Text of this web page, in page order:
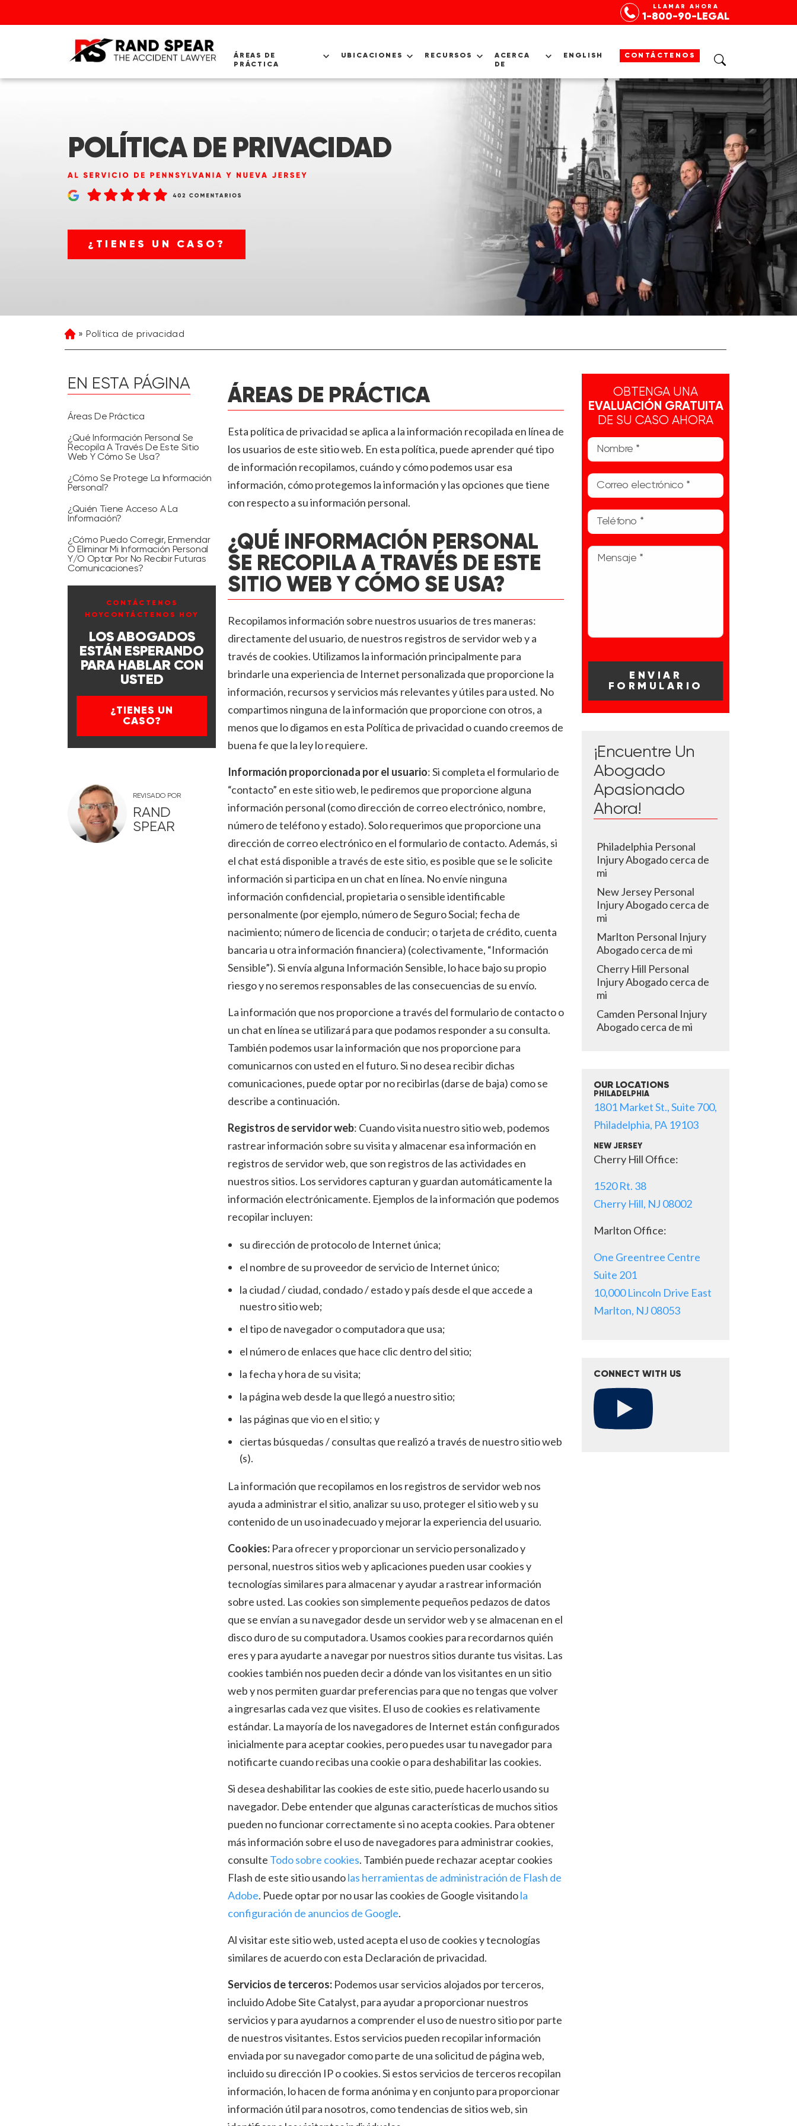
LLAMAR AHORA
1-800-90-LEGAL
ÁREAS DE
PRÁCTICA
UBICACIONES RECURSOS
ACERCA
DE
ENGLISH CONTÁCTENOS
POLÍTICA DE PRIVACIDAD
¿TIENES UN CASO?
HomePolítica de privacidad
EN ESTA PÁGINA
Áreas De Práctica
¿Qué Información Personal Se
Recopila A Través De Este Sitio
Web Y Cómo Se Usa?
¿Cómo Se Protege La Información
Personal?
¿Quién Tiene Acceso A La
Información?
¿Cómo Puedo Corregir, Enmendar
O Eliminar Mi Información Personal
Y/o Optar Por No Recibir Futuras
Comunicaciones?
CONTÁCTENOS
HOYCONTÁCTENOS HOY
LOS ABOGADOS
ESTÁN ESPERANDO
PARA HABLAR CON
USTED
¿TIENES UN
CASO?
REVISADO POR
RAND
SPEAR
ÁREAS DE PRÁCTICA
Esta política de privacidad se aplica a la información recopilada en línea de
los usuarios de este sitio web. En esta política, puede aprender qué tipo
de información recopilamos, cuándo y cómo podemos usar esa
información, cómo protegemos la información y las opciones que tiene
con respecto a su información personal.
¿QUÉ INFORMACIÓN PERSONAL
SE RECOPILA A TRAVÉS DE ESTE
SITIO WEB Y CÓMO SE USA?
Recopilamos información sobre nuestros usuarios de tres maneras:
directamente del usuario, de nuestros registros de servidor web y a
través de cookies. Utilizamos la información principalmente para
brindarle una experiencia de Internet personalizada que proporcione la
información, recursos y servicios más relevantes y útiles para usted. No
compartimos ninguna de la información que proporcione con otros, a
menos que lo digamos en esta Política de privacidad o cuando creemos de
buena fe que la ley lo requiere.
Información proporcionada por el usuario: Si completa el formulario de
“contacto” en este sitio web, le pediremos que proporcione alguna
información personal (como dirección de correo electrónico, nombre,
número de teléfono y estado). Solo requerimos que proporcione una
dirección de correo electrónico en el formulario de contacto. Además, si
el chat está disponible a través de este sitio, es posible que se le solicite
información si participa en un chat en línea. No envíe ninguna
información confidencial, propietaria o sensible identificable
personalmente (por ejemplo, número de Seguro Social; fecha de
nacimiento; número de licencia de conducir; o tarjeta de crédito, cuenta
bancaria u otra información financiera) (colectivamente, “Información
Sensible”). Si envía alguna Información Sensible, lo hace bajo su propio
riesgo y no seremos responsables de las consecuencias de su envío.
La información que nos proporcione a través del formulario de contacto o
un chat en línea se utilizará para que podamos responder a su consulta.
También podemos usar la información que nos proporcione para
comunicarnos con usted en el futuro. Si no desea recibir dichas
comunicaciones, puede optar por no recibirlas (darse de baja) como se
describe a continuación.
Registros de servidor web: Cuando visita nuestro sitio web, podemos
rastrear información sobre su visita y almacenar esa información en
registros de servidor web, que son registros de las actividades en
nuestros sitios. Los servidores capturan y guardan automáticamente la
información electrónicamente. Ejemplos de la información que podemos
recopilar incluyen:
su dirección de protocolo de Internet única;
el nombre de su proveedor de servicio de Internet único;
la ciudad / ciudad, condado / estado y país desde el que accede a
nuestro sitio web;
el tipo de navegador o computadora que usa;
el número de enlaces que hace clic dentro del sitio;
la fecha y hora de su visita;
la página web desde la que llegó a nuestro sitio;
las páginas que vio en el sitio; y
ciertas búsquedas / consultas que realizó a través de nuestro sitio web
(s).
La información que recopilamos en los registros de servidor web nos
ayuda a administrar el sitio, analizar su uso, proteger el sitio web y su
contenido de un uso inadecuado y mejorar la experiencia del usuario.
Cookies: Para ofrecer y proporcionar un servicio personalizado y
personal, nuestros sitios web y aplicaciones pueden usar cookies y
tecnologías similares para almacenar y ayudar a rastrear información
sobre usted. Las cookies son simplemente pequeños pedazos de datos
que se envían a su navegador desde un servidor web y se almacenan en el
disco duro de su computadora. Usamos cookies para recordarnos quién
eres y para ayudarte a navegar por nuestros sitios durante tus visitas. Las
cookies también nos pueden decir a dónde van los visitantes en un sitio
web y nos permiten guardar preferencias para que no tengas que volver
a ingresarlas cada vez que visites. El uso de cookies es relativamente
estándar. La mayoría de los navegadores de Internet están configurados
inicialmente para aceptar cookies, pero puedes usar tu navegador para
notificarte cuando recibas una cookie o para deshabilitar las cookies.
Si desea deshabilitar las cookies de este sitio, puede hacerlo usando su
navegador. Debe entender que algunas características de muchos sitios
pueden no funcionar correctamente si no acepta cookies. Para obtener
más información sobre el uso de navegadores para administrar cookies,
consulte Todo sobre cookies. También puede rechazar aceptar cookies
Flash de este sitio usandolas herramientas de administración de Flash de
Adobe. Puede optar por no usar las cookies de Google visitandola
configuración de anuncios de Google.
Al visitar este sitio web, usted acepta el uso de cookies y tecnologías
similares de acuerdo con esta Declaración de privacidad.
Servicios de terceros: Podemos usar servicios alojados por terceros,
incluido Adobe Site Catalyst, para ayudar a proporcionar nuestros
servicios y para ayudarnos a comprender el uso de nuestro sitio por parte
de nuestros visitantes. Estos servicios pueden recopilar información
enviada por su navegador como parte de una solicitud de página web,
incluido su dirección IP o cookies. Si estos servicios de terceros recopilan
información, lo hacen de forma anónima y en conjunto para proporcionar
información útil para nosotros, como tendencias de sitios web, sin
OBTENGA UNA
EVALUACIÓN GRATUITA
DE SU CASO AHORA
¡Encuentre Un
Abogado
Apasionado
Ahora!
Philadelphia Personal
Injury Abogado cerca de
mi
New Jersey Personal
Injury Abogado cerca de
mi
Marlton Personal Injury
Abogado cerca de mi
Cherry Hill Personal
Injury Abogado cerca de
mi
Camden Personal Injury
Abogado cerca de mi
OUR LOCATIONS
PHILADELPHIA
1801 Market St., Suite 700,
Philadelphia, PA 19103
NEW JERSEY
Cherry Hill Office:
1520 Rt. 38
Cherry Hill, NJ 08002
Marlton Office:
One Greentree Centre
Suite 201
10,000 Lincoln Drive East
Marlton, NJ 08053
CONNECT WITH US